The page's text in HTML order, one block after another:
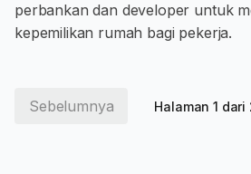
perbankan dan developer untuk
kepemilikan rumah bagi pekerja.
Sebelumnya Halaman 1 dari